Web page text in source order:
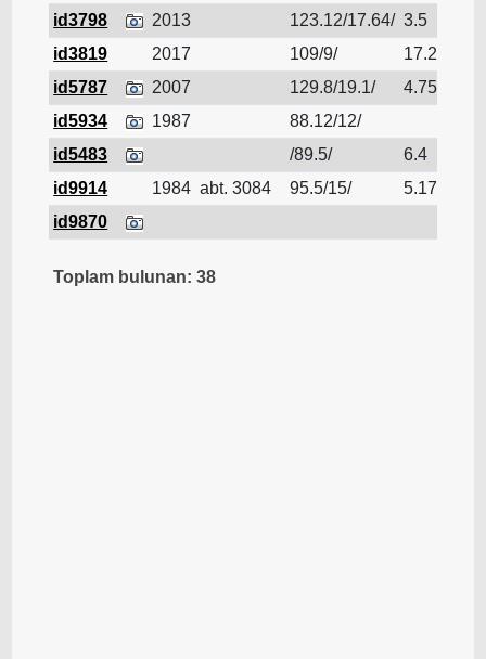
id3798
2013 123.12/17.64/ 3.5
id3819
2017 109/9/ 17.2
id5787
2007 129.8/19.1/ 4.75
id5934
1987 88.12/12/
id5483
/89.5/ 6.4
id9914
1984 abt. 3084 95.5/15/ 5.176
id9870
Toplam bulunan: 38